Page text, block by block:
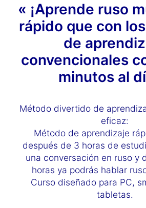
« ¡Aprende ruso
rápido que con
de
convencionales
minutos al
Método divertido de
eficaz:
Método de aprendizaje
después de 3 horas de
una conversación en ruso y
horas ya podrás hablar
Curso diseñado para PC,
tabletas.